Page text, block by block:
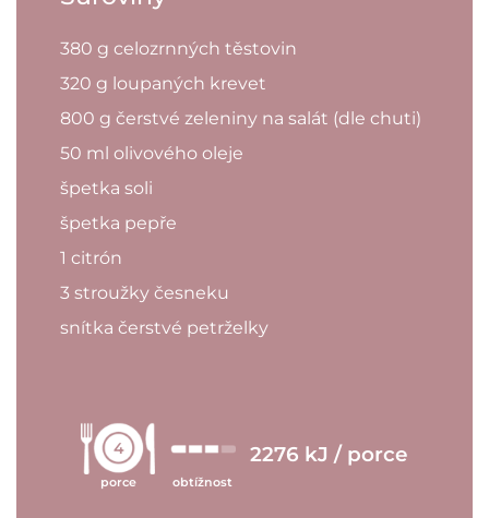
380 g celozrnných těstovin
320 g loupaných krevet
800 g čerstvé zeleniny na salát (dle chuti)
50 ml olivového oleje
špetka soli
špetka pepře
1 citrón
3 stroužky česneku
snítka čerstvé petrželky
4
porce obtížnost
2276 kJ / porce